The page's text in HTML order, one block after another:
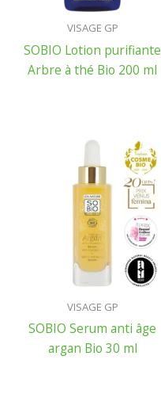
VISAGE GP
SOBIO Lotion purifiante
Arbre à thé Bio 200 ml
VISAGE GP
SOBIO Serum anti âge
argan Bio 30 ml